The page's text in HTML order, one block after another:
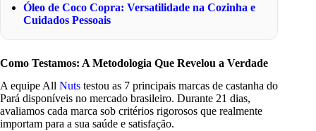
Óleo de Coco Copra: Versatilidade na Cozinha e
Cuidados Pessoais
Como Testamos: A Metodologia Que Revelou a Verdade
A equipe All Nuts testou as 7 principais marcas de castanha do
Pará disponíveis no mercado brasileiro. Durante 21 dias,
avaliamos cada marca sob critérios rigorosos que realmente
importam para a sua saúde e satisfação.